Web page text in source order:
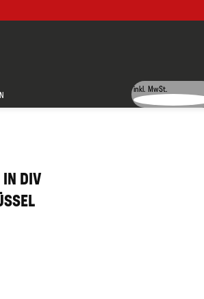
inkl. MwSt.
IN DIV